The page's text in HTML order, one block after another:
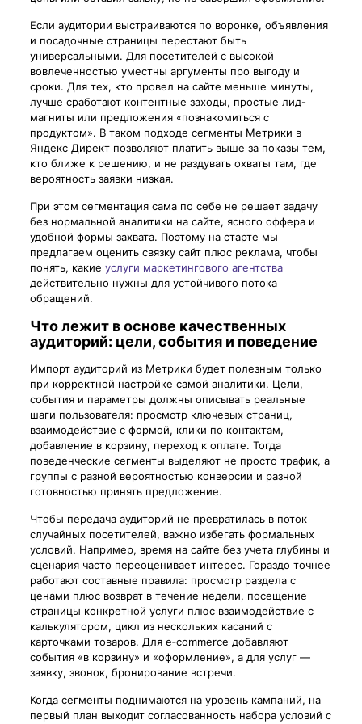
Если аудитории выстраиваются по воронке, объявления
и посадочные страницы перестают быть
универсальными. Для посетителей с высокой
вовлеченностью уместны аргументы про выгоду и
сроки. Для тех, кто провел на сайте меньше минуты,
лучше сработают контентные заходы, простые лид-
магниты или предложения «познакомиться с
продуктом». В таком подходе сегменты Метрики в
Яндекс Директ позволяют платить выше за показы тем,
кто ближе к решению, и не раздувать охваты там, где
вероятность заявки низкая.
При этом сегментация сама по себе не решает задачу
без нормальной аналитики на сайте, ясного оффера и
удобной формы захвата. Поэтому на старте мы
предлагаем оценить связку сайт плюс реклама, чтобы
понять, какие услуги маркетингового агентства
действительно нужны для устойчивого потока
обращений.
Что лежит в основе качественных
аудиторий: цели, события и поведение
Импорт аудиторий из Метрики будет полезным только
при корректной настройке самой аналитики. Цели,
события и параметры должны описывать реальные
шаги пользователя: просмотр ключевых страниц,
взаимодействие с формой, клики по контактам,
добавление в корзину, переход к оплате. Тогда
поведенческие сегменты выделяют не просто трафик, а
группы с разной вероятностью конверсии и разной
готовностью принять предложение.
Чтобы передача аудиторий не превратилась в поток
случайных посетителей, важно избегать формальных
условий. Например, время на сайте без учета глубины и
сценария часто переоценивает интерес. Гораздо точнее
работают составные правила: просмотр раздела с
ценами плюс возврат в течение недели, посещение
страницы конкретной услуги плюс взаимодействие с
калькулятором, цикл из нескольких касаний с
карточками товаров. Для e‑commerce добавляют
события «в корзину» и «оформление», а для услуг —
заявку, звонок, бронирование встречи.
Когда сегменты поднимаются на уровень кампаний, на
первый план выходит согласованность набора условий с